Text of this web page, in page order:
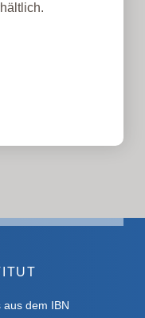
aus dem IBN